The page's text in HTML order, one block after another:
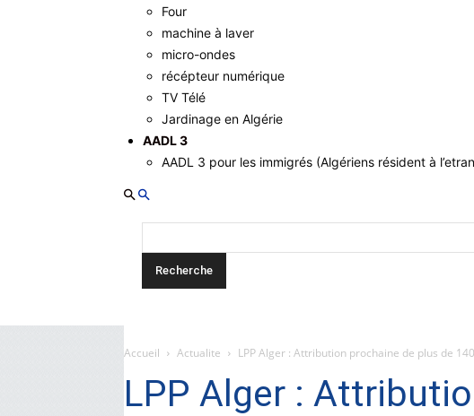
Four
machine à laver
micro-ondes
récépteur numérique
TV Télé
Jardinage en Algérie
AADL 3
AADL 3 pour les immigrés (Algériens résident à
Accueil Actualite LPP Alger : Attribution prochaine de plus de
LPP Alger :